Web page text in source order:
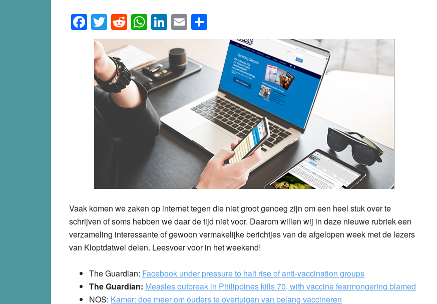
Facebook
Twitter
Reddit
WhatsApp
LinkedIn
Email
Vaak komen we zaken op internet tegen die niet groot genoeg zijn om een heel stuk over te
schrijven of soms hebben we daar de tijd niet voor. Daarom willen wij in deze nieuwe rubriek een
verzameling interessante of gewoon vermakelijke berichtjes van de afgelopen week met de lezers
van Kloptdatwel delen. Leesvoer voor in het weekend!
The Guardian: Facebook under pressure to halt rise of anti-vaccination groups
The Guardian: Measles outbreak in Philippines kills 70, with vaccine fearmongering blamed
NOS: Kamer: doe meer om ouders te overtuigen van belang vaccineren